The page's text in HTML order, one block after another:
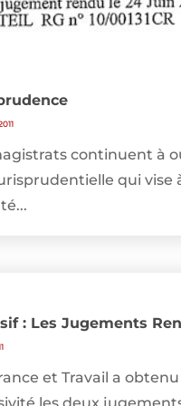
continuent à
qui vise
: Les Jugements
et Travail a